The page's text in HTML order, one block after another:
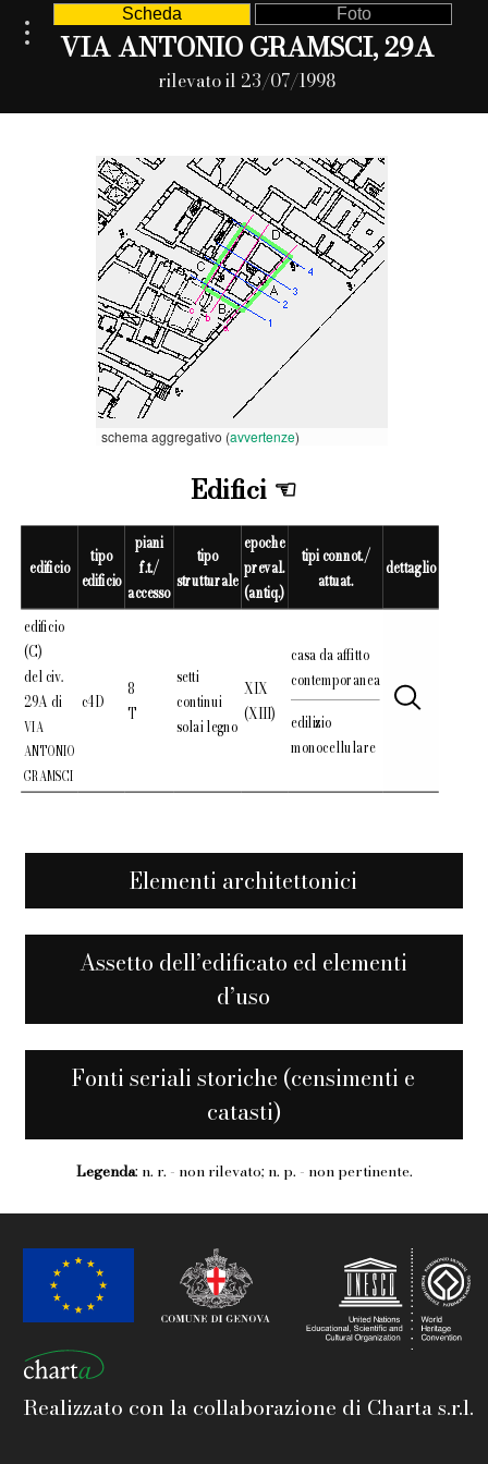
Scheda Foto
VIA ANTONIO GRAMSCI, 29A
rilevato il 23/07/1998
schema aggregativo (avvertenze)
Edifici
edificio tipo
edificio
piani
f.t./
accesso
tipo
strutturale
epoche
preval.
(antiq.)
tipi connot./
attuat.
dettaglio
edificio
(C)
del civ.
29A di
VIA
ANTONIO
GRAMSCI
c4D
8
T
setti
continui
solai legno
XIX
(XIII)
casa da affitto
contemporanea
edilizio
monocellulare
Elementi architettonici
Assetto dell’edificato ed elementi
d’uso
Fonti seriali storiche (censimenti e
catasti)
Legenda: n. r. - non rilevato; n. p. - non pertinente.
Realizzato con la collaborazione di Charta s.r.l.